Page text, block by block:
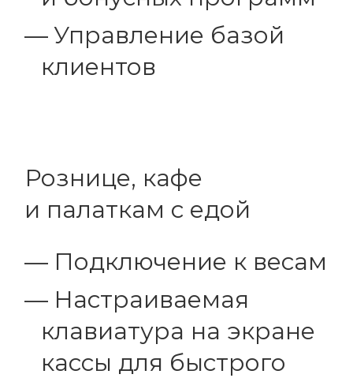
Управление базой
клиентов
Рознице, кафе
и палаткам с едой
Подключение к весам
Настраиваемая
клавиатура на экране
кассы для быстрого